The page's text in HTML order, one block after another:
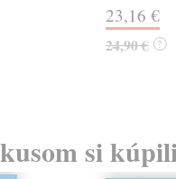
23,16 €
24,90 € ?
si